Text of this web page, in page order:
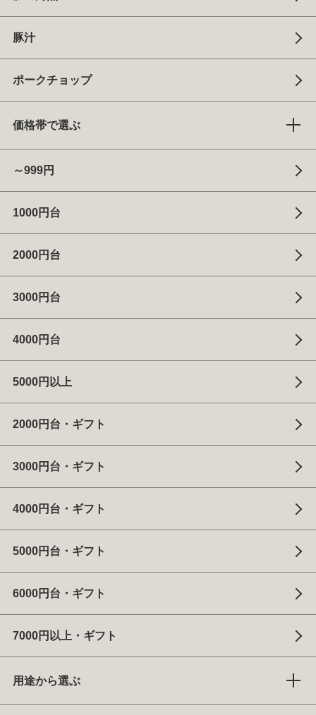
豚汁
ポークチョップ
価格帯で選ぶ
～999円
1000円台
2000円台
3000円台
4000円台
5000円以上
2000円台・ギフト
3000円台・ギフト
4000円台・ギフト
5000円台・ギフト
6000円台・ギフト
7000円以上・ギフト
用途から選ぶ